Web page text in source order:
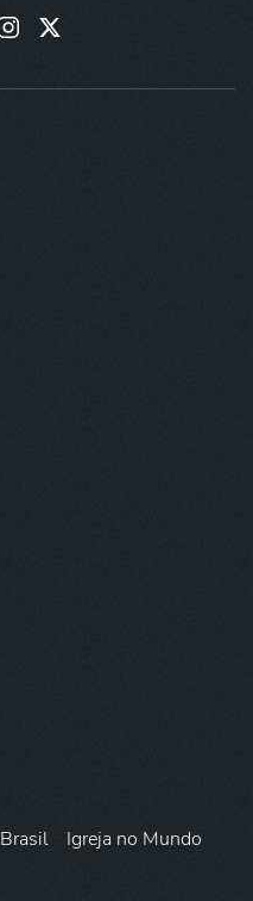
Igreja no Mundo